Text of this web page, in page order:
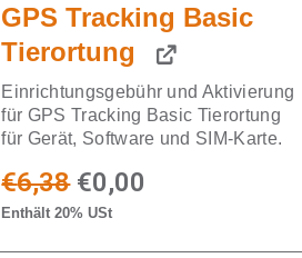
GPS Tracking Basic
Tierortung
Einrichtungsgebühr und Aktivierung
für GPS Tracking Basic Tierortung
für Gerät, Software und SIM-Karte.
€6,38 €0,00
Enthält 20% USt